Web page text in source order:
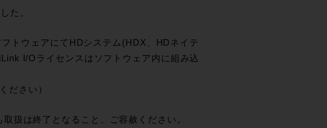
た。
トウェアにてHDシステム(HDX、HDネイテ
I/Oライセンスはソフトウェア内に組み込
ださい）
扱は終了となること、ご容赦ください。